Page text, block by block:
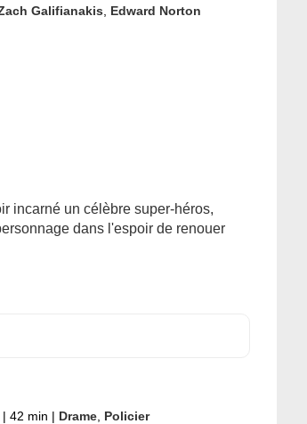
Galifianakis Edward Norton
incarné un célèbre super-héros,
dans l'espoir de renouer
| 42 min | Drame, Policier